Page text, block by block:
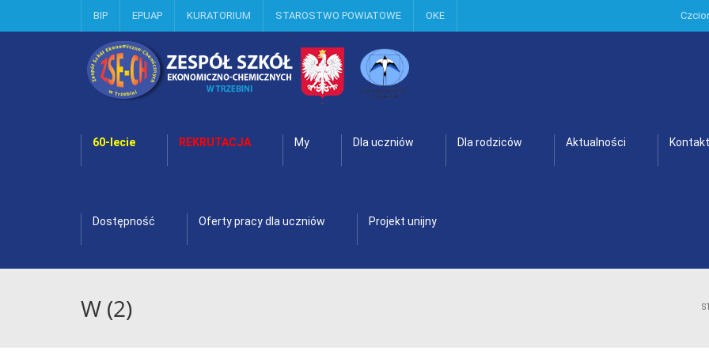
BIP EPUAP KURATORIUM STAROSTWO POWIATOWE OKE
60-lecie REKRUTACJA My Dla uczniów Dla rodziców Aktualności Kontakt
Dostępność Oferty pracy dla uczniów Projekt unijny
W (2)